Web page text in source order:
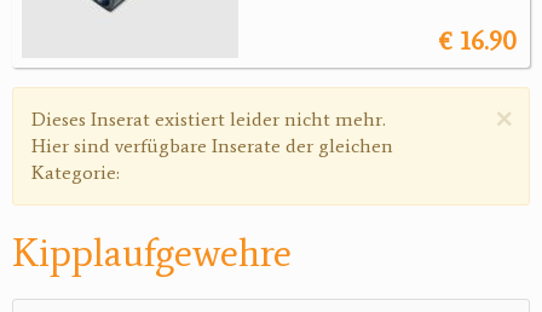
Jagdangebote
Jagdreviere
Bücher, Videos
Antikes
Reviereinrichtungen
€ 16.90
×
Warnmeldung
Dieses Inserat existiert leider nicht mehr.
Hier sind verfügbare Inserate der gleichen
Kategorie:
Kipplaufgewehre